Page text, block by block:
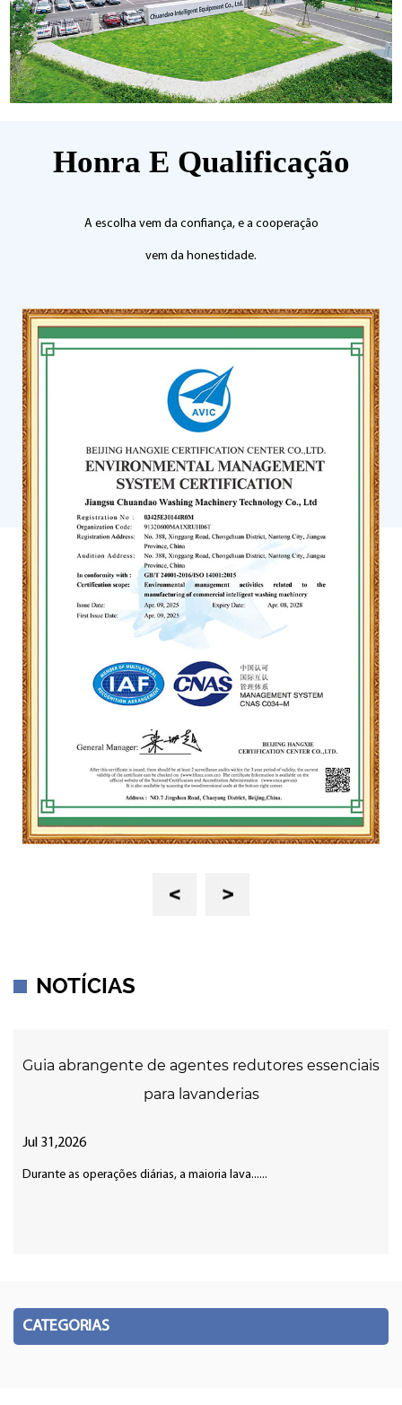
Honra E Qualificação
A escolha vem da confiança, e a cooperação
vem da honestidade.
Previous Next
NOTÍCIAS
Guia abrangente de agentes redutores essenciais
para lavanderias
Jul 31,2026
Durante as operações diárias, a maioria lava......
CATEGORIAS